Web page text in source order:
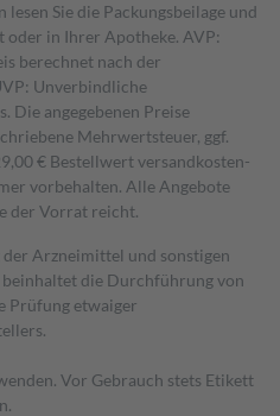
Sie die Packungsbeilage und
in Ihrer Apotheke. AVP:
berechnet nach der
Unverbindliche
Die angegebenen Preise
Mehrwertsteuer, ggf.
€ Bestell­wert versand­kosten­
vorbehalten. Alle Angebote
der Vorrat reicht.
Arzneimittel und sonstigen
die Durchführung von
Prüfung etwaiger
Vor Gebrauch stets Etikett